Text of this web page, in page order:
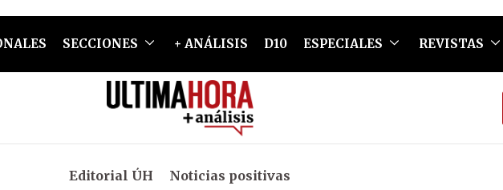
SECCIONES + ANÁLISIS D10 ESPECIALES REVISTAS
Editorial ÚH Noticias positivas